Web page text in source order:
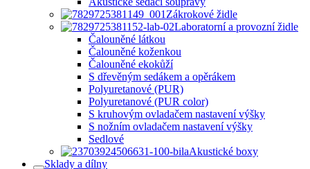
Zákrokové židle
Laboratorní a provozní židle
Čalouněné látkou
Čalouněné koženkou
Čalouněné ekokůží
S dřevěným sedákem a opěrákem
Polyuretanové (PUR)
Polyuretanové (PUR color)
S kruhovým ovladačem nastavení výšky
S nožním ovladačem nastavení výšky
Sedlové
Akustické boxy
Sklady a dílny